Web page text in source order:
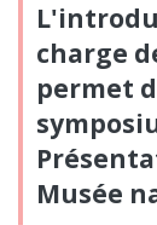
charge
permet
Musée